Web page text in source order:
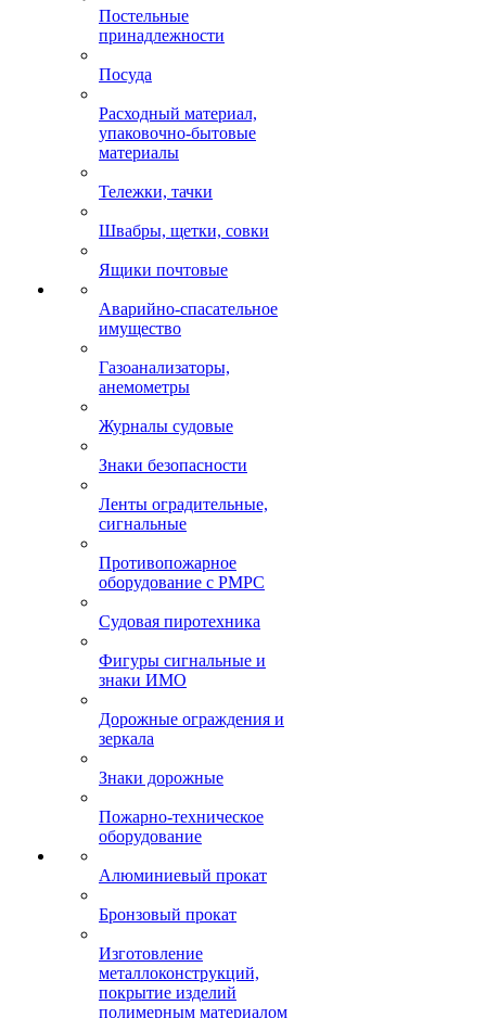
Постельные
принадлежности
Посуда
Расходный материал,
упаковочно-бытовые
материалы
Тележки, тачки
Швабры, щетки, совки
Ящики почтовые
Аварийно-спасательное
имущество
Газоанализаторы,
анемометры
Журналы судовые
Знаки безопасности
Ленты оградительные,
сигнальные
Противопожарное
оборудование с РМРС
Судовая пиротехника
Фигуры сигнальные и
знаки ИМО
Дорожные ограждения и
зеркала
Знаки дорожные
Пожарно-техническое
оборудование
Алюминиевый прокат
Бронзовый прокат
Изготовление
металлоконструкций,
покрытие изделий
полимерным материалом